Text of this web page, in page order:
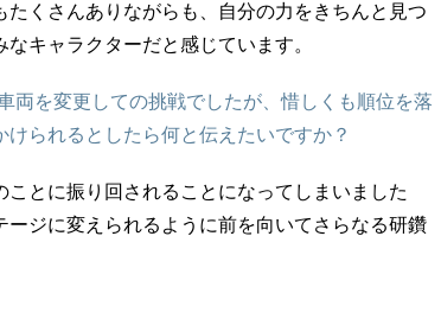
くさんありながらも、自分の力をきちんと見つ
キャラクターだと感じています。
両を変更しての挑戦でしたが、惜しくも順位を落
られるとしたら何と伝えたいですか？
ことに振り回されることになってしまいました
ジに変えられるように前を向いてさらなる研鑽